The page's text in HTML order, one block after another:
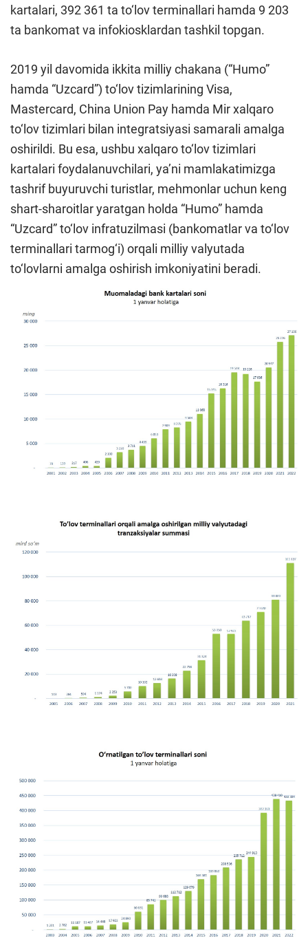
kartalari, 392 361 ta to‘lov terminallari hamda 9 203
ta bankomat va infokiosklardan tashkil topgan.
2019 yil davomida ikkita milliy chakana (“Humo”
hamda “Uzcard”) to‘lov tizimlarining Visa,
Mastercard, China Union Pay hamda Mir xalqaro
to‘lov tizimlari bilan integratsiyasi samarali amalga
oshirildi. Bu esa, ushbu xalqaro to‘lov tizimlari
kartalari foydalanuvchilari, ya’ni mamlakatimizga
tashrif buyuruvchi turistlar, mehmonlar uchun keng
shart-sharoitlar yaratgan holda “Humo” hamda
“Uzcard” to‘lov infratuzilmasi (bankomatlar va to‘lov
terminallari tarmog‘i) orqali milliy valyutada
to‘lovlarni amalga oshirish imkoniyatini beradi.